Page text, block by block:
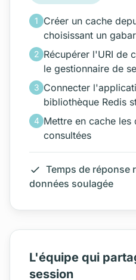
1
Créer un cache
choisissant un
2 Récupérer l'URI de
le gestionnaire de
3 Connecter
bibliothèque Redis
4 Mettre en cache les
consultées
Temps de réponse
données soulagée
L'équipe qui
session